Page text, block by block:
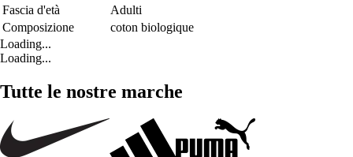
Fascia d'età
Adulti
Composizione
coton biologique
Loading...
Loading...
Tutte le nostre marche